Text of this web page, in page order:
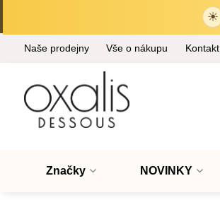
☀
Naše prodejny Vše o nákupu Kontakt
Značky NOVINKY